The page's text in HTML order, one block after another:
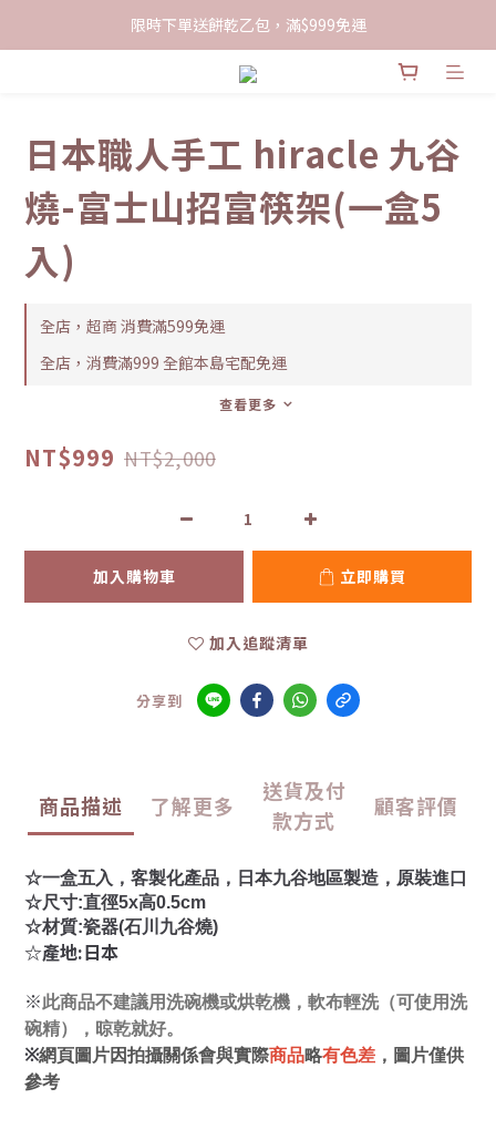
限時下單送餅乾乙包，滿$999免運
限時下單送餅乾乙包，滿$999免運
加入會員領100現折購物金
日本職人手工 hiracle 九谷
燒-富士山招富筷架(一盒5
入)
全店，超商 消費滿599免運
全店，消費滿999 全館本島宅配免運
查看更多
NT$999 NT$2,000
加入購物車 立即購買
加入追蹤清單
分享到
商品描述 了解更多
送貨及付
款方式
顧客評價
☆一盒五入，客製化產品，日本九谷地區製造，原裝進口
☆尺寸:直徑5x高0.5cm
☆材質:瓷器(石川九谷燒)
☆產地:日本
※此商品不建議用洗碗機或烘乾機，軟布輕洗（可使用洗
碗精），晾乾就好。
※網頁圖片因拍攝關係會與實際商品略有色差 ，圖片僅供
參考